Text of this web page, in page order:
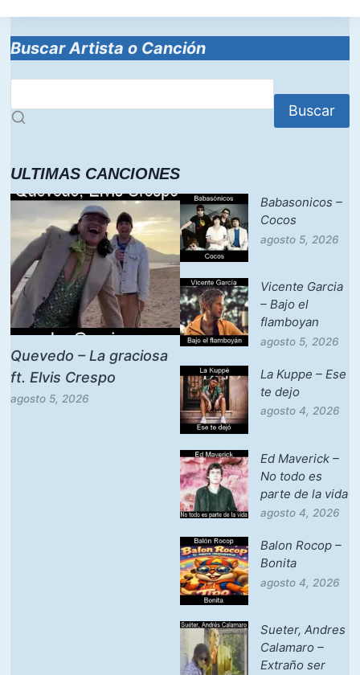
Buscar Artista o Canción
Buscar
ULTIMAS CANCIONES
Quevedo – La graciosa
ft. Elvis Crespo
agosto 5, 2026
Babasonicos –
Cocos
agosto 5, 2026
Vicente Garcia
– Bajo el
flamboyan
agosto 5, 2026
La Kuppe – Ese
te dejo
agosto 4, 2026
Ed Maverick –
No todo es
parte de la vida
agosto 4, 2026
Balon Rocop –
Bonita
agosto 4, 2026
Sueter, Andres
Calamaro –
Extraño ser